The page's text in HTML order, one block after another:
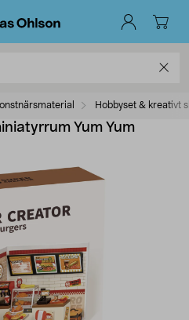
Hobbyset & kreativt
Yum Yum